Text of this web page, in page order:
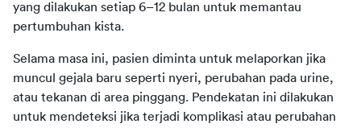
yang dilakukan setiap 6–12 bulan untuk memantau
pertumbuhan kista.
Selama masa ini, pasien diminta untuk melaporkan jika
muncul gejala baru seperti nyeri, perubahan pada urine,
atau tekanan di area pinggang. Pendekatan ini dilakukan
untuk mendeteksi jika terjadi komplikasi atau perubahan